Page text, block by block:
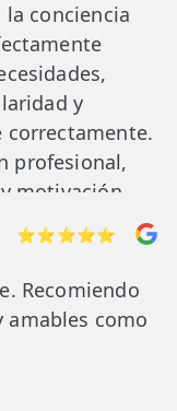
conciencia
y
correctamente.
profesional,
motivación
sea un
en todo
con la
⭐⭐⭐⭐⭐
Recomiendo
amables como